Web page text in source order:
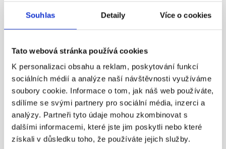
Souhlas Detaily Více o cookies
Tato webová stránka používá cookies
K personalizaci obsahu a reklam, poskytování funkcí
sociálních médií a analýze naší návštěvnosti využíváme
soubory cookie. Informace o tom, jak náš web používáte,
sdílíme se svými partnery pro sociální média, inzerci a
analýzy. Partneři tyto údaje mohou zkombinovat s
dalšími informacemi, které jste jim poskytli nebo které
získali v důsledku toho, že používáte jejich služby.
světoznámých společností, tedy třeba technologických
Standard & Poor's (S&P500) či NASDAQ, které má ve svém
portfoliu většina úspěšných investorů do akcií.
Další články
11. 4. 2016